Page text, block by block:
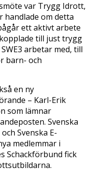
var Trygg Idrott,
handlade om detta
ett aktivt arbete
till just trygg
arbetar med, till
barn- och
en ny
– Karl-Erik
som lämnar
Svenska
Svenska E-
medlemmar i
Schackförbund fick